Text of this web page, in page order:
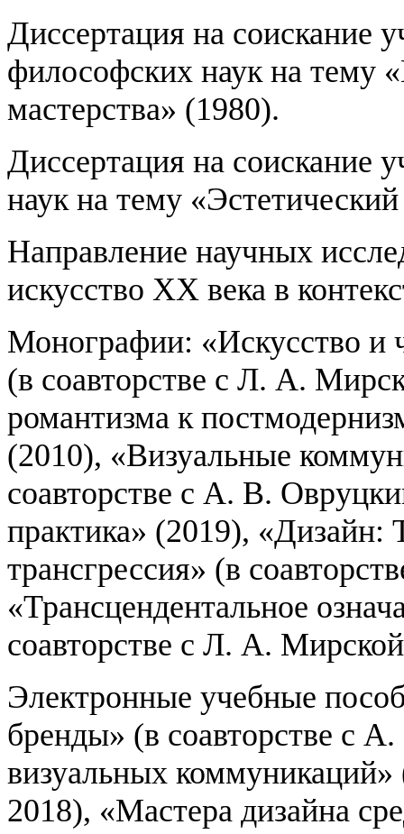
Диссертация на соискание
философских наук на тему
мастерства» (1980).
Диссертация на соискание
наук на тему
Направление научных
искусство ХХ века в
Монографии: «Искусство и
(в соавторстве с Л. А.
романтизма к
(2010), «Визуальные
соавторстве с А. В.
практика» (2019),
трансгрессия» (в
«Трансцендентальное
соавторстве с Л. А.
Электронные учебные
бренды» (в соавторстве с
визуальных
2018), «Мастера дизайна